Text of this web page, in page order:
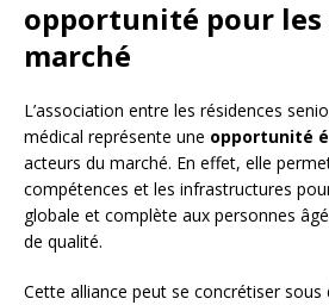
opportunité pour les
marché
L’association entre les résidences
médical représente une opportunité
acteurs du marché. En effet, elle
compétences et les infrastructures
globale et complète aux personnes
de qualité.
Cette alliance peut se concrétiser